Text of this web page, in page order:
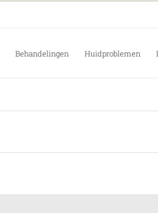
Behandelingen Huidproblemen